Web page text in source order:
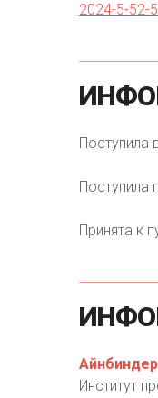
2024-5-52-
Поступила
Поступила
Принята к
Институт